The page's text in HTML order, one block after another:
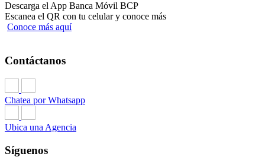
Descarga el App Banca Móvil BCP
Escanea el QR con tu celular y conoce más
Conoce más aquí
Contáctanos
Chatea por Whatsapp
Ubica una Agencia
Síguenos